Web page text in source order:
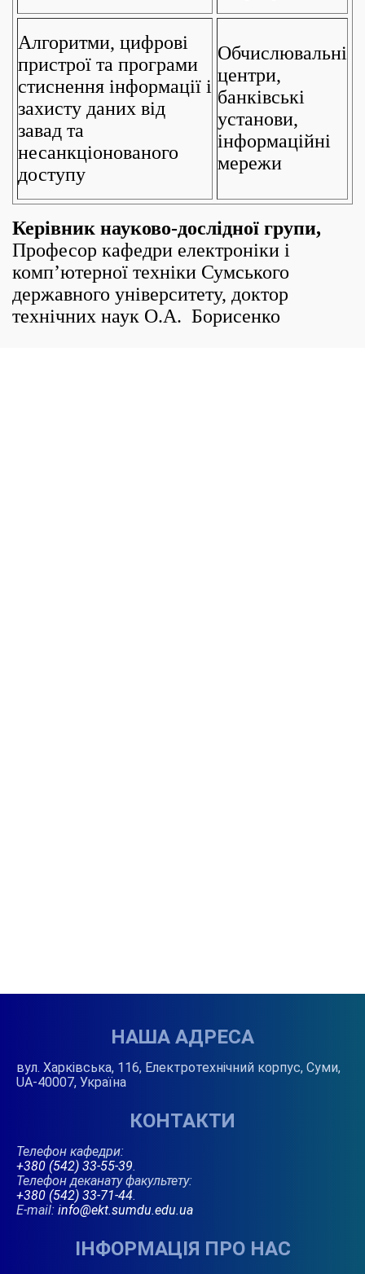
Алгоритми, цифрові
пристрої та програми
стиснення інформації і
захисту даних від
завад та
несанкціонованого
доступу
Обчислювальні
центри,
банківські
установи,
інформаційні
мережи
Керівник науково-дослідної групи,
Професор кафедри електроніки і
комп’ютерної техніки Сумського
державного університету, доктор
технічних наук О.А. Борисенко
НАША АДРЕСА
вул. Харківська, 116, Електротехнічний корпус, Суми,
UA-40007, Україна
КОНТАКТИ
Телефон кафедри:
+380 (542) 33-55-39.
Телефон деканату факультету:
+380 (542) 33-71-44.
E-mail: info@ekt.sumdu.edu.ua
ІНФОРМАЦІЯ ПРО НАС